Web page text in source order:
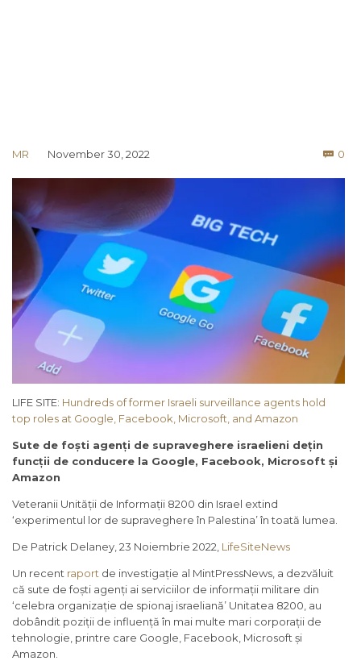
MR November 30, 2022  0
LIFE SITE: Hundreds of former Israeli surveillance agents hold
top roles at Google, Facebook, Microsoft, and Amazon
Sute de foști agenți de supraveghere israelieni dețin
funcții de conducere la Google, Facebook, Microsoft și
Amazon
Veteranii Unității de Informații 8200 din Israel extind
‘experimentul lor de supraveghere în Palestina’ în toată lumea.
De Patrick Delaney, 23 Noiembrie 2022, LifeSiteNews
Un recent raport de investigație al MintPressNews, a dezvăluit
că sute de foști agenți ai serviciilor de informații militare din
‘celebra organizație de spionaj israeliană’ Unitatea 8200, au
dobândit poziții de influență în mai multe mari corporații de
tehnologie, printre care Google, Facebook, Microsoft și
Amazon.